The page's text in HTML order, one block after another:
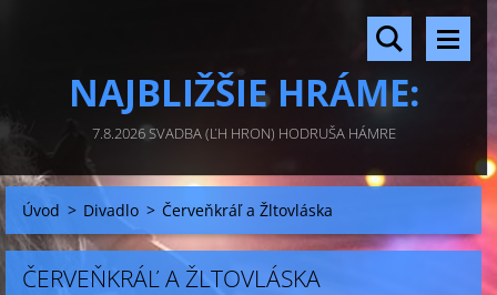
NAJBLIŽŠIE HRÁME:
7.8.2026 SVADBA (ĽH HRON) HODRUŠA HÁMRE
Úvod > Divadlo > Červeňkráľ a Žltovláska
ČERVEŇKRÁĽ A ŽLTOVLÁSKA